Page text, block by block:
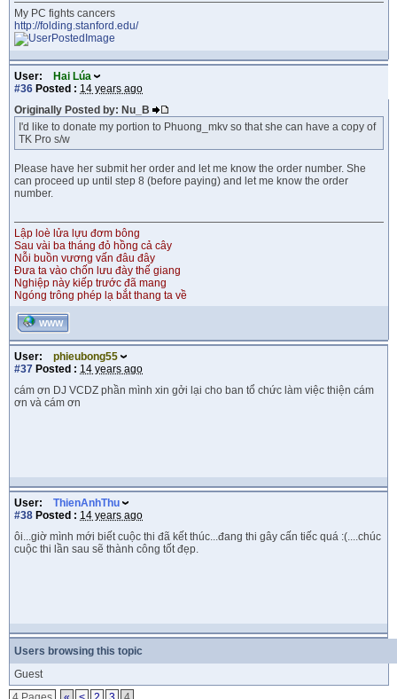
My PC fights cancers
http://folding.stanford.edu/
User:
Hai Lúa
#36 Posted : 14 years ago
Originally Posted by: Nu_B
I'd like to donate my portion to Phuong_mkv so that she can have a copy of
TK Pro s/w
Please have her submit her order and let me know the order number. She
can proceed up until step 8 (before paying) and let me know the order
number.
Lập loè lửa lựu đơm bông
Sau vài ba tháng đỏ hồng cả cây
Nỗi buồn vương vấn đâu đây
Đưa ta vào chốn lưu đày thế giang
Nghiệp này kiếp trước đã mang
Ngóng trông phép lạ bắt thang ta về
WWW
User:
phieubong55
#37 Posted : 14 years ago
cám ơn DJ VCDZ phần mình xin gởi lại cho ban tổ chức làm việc thiện cám
ơn và cám ơn
User:
ThienAnhThu
#38 Posted : 14 years ago
ôi...giờ mình mới biết cuộc thi đã kết thúc...đang thi gây cấn tiếc quá :(....chúc
cuộc thi lần sau sẽ thành công tốt đẹp.
Users browsing this topic
Guest